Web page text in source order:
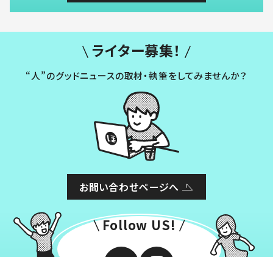
ライター募集！
“人”のグッドニュースの取材・執筆をしてみませんか？
お問い合わせページへ
Follow US!